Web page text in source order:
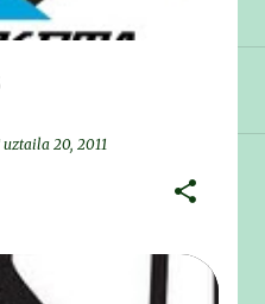
uztaila 20, 2011